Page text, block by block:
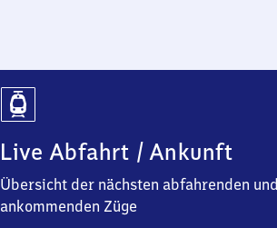
Live Abfahrt / Ankunft
Übersicht der nächsten abfahrenden und
ankommenden Züge